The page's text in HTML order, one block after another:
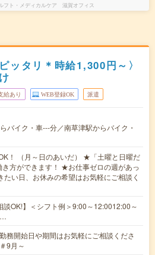
フト・メディカルケア 滋賀オフィス
ッタリ＊時給1,300円～〉
給あり WEB登録OK 派遣
バイク・車---分／南草津駅からバイク・
！ （月～日のあいだ） ★「土曜と日曜だ
き方ができます！ ★お仕事ゼロの週があっ
たい日、お休みの希望はお気軽にご相談く
談OK!】＜シフト例＞9:00～12:0012:00～
開始日や期間はお気軽にご相談くださ
9月～